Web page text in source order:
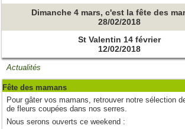
Dimanche 4 mars, c'est la fête des
28/02/2018
St Valentin 14 février
12/02/2018
Actualités
Fête des mamans
Pour gâter vos mamans, retrouver notre sélection
de fleurs coupées dans nos serres.
Nous serons ouverts ce weekend :